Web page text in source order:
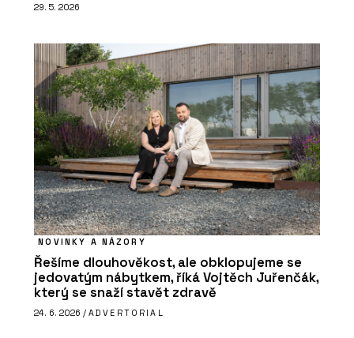
29. 5. 2026
NOVINKY A NÁZORY
Řešíme dlouhověkost, ale obklopujeme se
jedovatým nábytkem, říká Vojtěch Juřenčák,
který se snaží stavět zdravě
24. 6. 2026 / ADVERTORIAL